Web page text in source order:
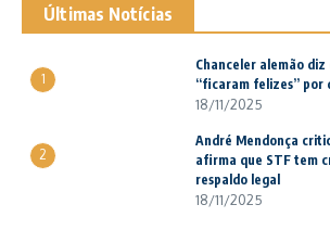
Últimas Notícias
1
Chanceler alemão
“ficaram felizes” por
18/11/2025
2
André Mendonça
afirma que STF tem
respaldo legal
18/11/2025